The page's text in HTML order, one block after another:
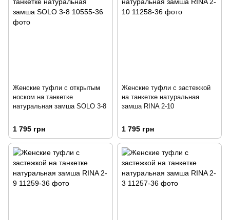
Женские туфли с открытым
носком на танкетке
натуральная замша SOLO 3-8
1 795 грн
Женские туфли с застежкой
на танкетке натуральная
замша RINA 2-10
1 795 грн